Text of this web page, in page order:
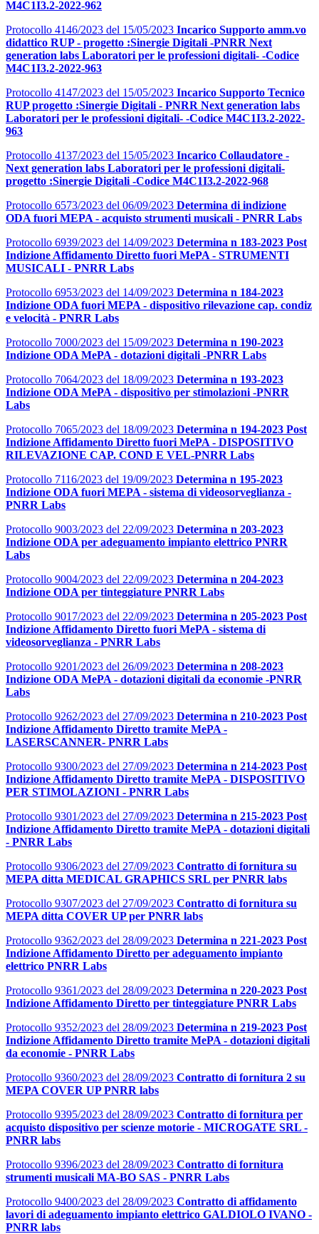
M4C1I3.2-2022-962
Protocollo 4146/2023 del 15/05/2023 Incarico Supporto amm.vo
didattico RUP - progetto :Sinergie Digitali -PNRR Next
generation labs Laboratori per le professioni digitali- -Codice
M4C1I3.2-2022-963
Protocollo 4147/2023 del 15/05/2023 Incarico Supporto Tecnico
RUP progetto :Sinergie Digitali - PNRR Next generation labs
Laboratori per le professioni digitali- -Codice M4C1I3.2-2022-
963
Protocollo 4137/2023 del 15/05/2023 Incarico Collaudatore -
Next generation labs Laboratori per le professioni digitali-
progetto :Sinergie Digitali -Codice M4C1I3.2-2022-968
Protocollo 6573/2023 del 06/09/2023 Determina di indizione
ODA fuori MEPA - acquisto strumenti musicali - PNRR Labs
Protocollo 6939/2023 del 14/09/2023 Determina n 183-2023 Post
Indizione Affidamento Diretto fuori MePA - STRUMENTI
MUSICALI - PNRR Labs
Protocollo 6953/2023 del 14/09/2023 Determina n 184-2023
Indizione ODA fuori MEPA - dispositivo rilevazione cap. condiz
e velocità - PNRR Labs
Protocollo 7000/2023 del 15/09/2023 Determina n 190-2023
Indizione ODA MePA - dotazioni digitali -PNRR Labs
Protocollo 7064/2023 del 18/09/2023 Determina n 193-2023
Indizione ODA MePA - dispositivo per stimolazioni -PNRR
Labs
Protocollo 7065/2023 del 18/09/2023 Determina n 194-2023 Post
Indizione Affidamento Diretto fuori MePA - DISPOSITIVO
RILEVAZIONE CAP. COND E VEL-PNRR Labs
Protocollo 7116/2023 del 19/09/2023 Determina n 195-2023
Indizione ODA fuori MEPA - sistema di videosorveglianza -
PNRR Labs
Protocollo 9003/2023 del 22/09/2023 Determina n 203-2023
Indizione ODA per adeguamento impianto elettrico PNRR
Labs
Protocollo 9004/2023 del 22/09/2023 Determina n 204-2023
Indizione ODA per tinteggiature PNRR Labs
Protocollo 9017/2023 del 22/09/2023 Determina n 205-2023 Post
Indizione Affidamento Diretto fuori MePA - sistema di
videosorveglianza - PNRR Labs
Protocollo 9201/2023 del 26/09/2023 Determina n 208-2023
Indizione ODA MePA - dotazioni digitali da economie -PNRR
Labs
Protocollo 9262/2023 del 27/09/2023 Determina n 210-2023 Post
Indizione Affidamento Diretto tramite MePA -
LASERSCANNER- PNRR Labs
Protocollo 9300/2023 del 27/09/2023 Determina n 214-2023 Post
Indizione Affidamento Diretto tramite MePA - DISPOSITIVO
PER STIMOLAZIONI - PNRR Labs
Protocollo 9301/2023 del 27/09/2023 Determina n 215-2023 Post
Indizione Affidamento Diretto tramite MePA - dotazioni digitali
- PNRR Labs
Protocollo 9306/2023 del 27/09/2023 Contratto di fornitura su
MEPA ditta MEDICAL GRAPHICS SRL per PNRR labs
Protocollo 9307/2023 del 27/09/2023 Contratto di fornitura su
MEPA ditta COVER UP per PNRR labs
Protocollo 9362/2023 del 28/09/2023 Determina n 221-2023 Post
Indizione Affidamento Diretto per adeguamento impianto
elettrico PNRR Labs
Protocollo 9361/2023 del 28/09/2023 Determina n 220-2023 Post
Indizione Affidamento Diretto per tinteggiature PNRR Labs
Protocollo 9352/2023 del 28/09/2023 Determina n 219-2023 Post
Indizione Affidamento Diretto tramite MePA - dotazioni digitali
da economie - PNRR Labs
Protocollo 9360/2023 del 28/09/2023 Contratto di fornitura 2 su
MEPA COVER UP PNRR labs
Protocollo 9395/2023 del 28/09/2023 Contratto di fornitura per
acquisto dispositivo per scienze motorie - MICROGATE SRL -
PNRR labs
Protocollo 9396/2023 del 28/09/2023 Contratto di fornitura
strumenti musicali MA-BO SAS - PNRR Labs
Protocollo 9400/2023 del 28/09/2023 Contratto di affidamento
lavori di adeguamento impianto elettrico GALDIOLO IVANO -
PNRR labs